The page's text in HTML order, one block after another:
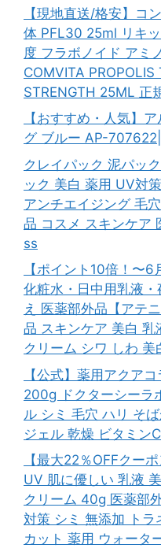
【現地直送/格安】コ
体 PFL30 25ml リキ
度 フラボノイド アミ
COMVITA
STRENGTH 25ML 正
【おすすめ・人気】
グ ブルー AP-
クレイパック 泥パッ
ック 美白 薬用 UV対
アンチエイジング 毛
品 コスメ スキンケア
ss
【ポイント10倍！〜
化粧水・日中用乳液
え 医薬部外品【アテ
品 スキンケア 美白 乳
クリーム シワ しわ
【公式】薬用アクア
200g ドクターシーラ
ル シミ 毛穴 ハリ そ
ジェル 乾燥 ビタミン
【最大22％OFFクー
UV 肌に優しい 乳液
クリーム 40g 医薬部
対策 シミ 無添加 トラ
カット 薬用 ウォータ